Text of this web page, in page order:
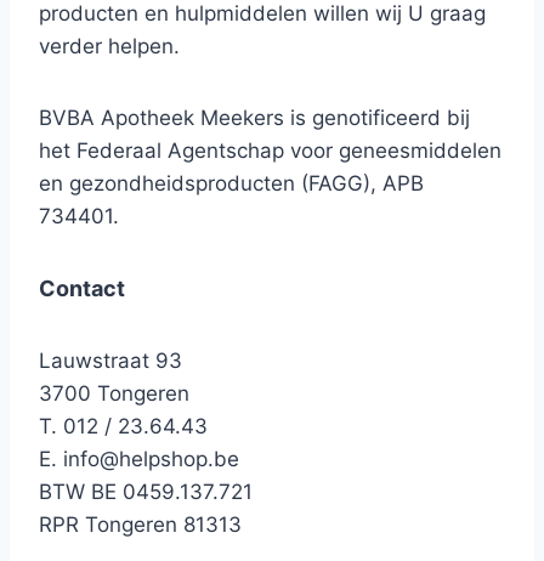
producten en hulpmiddelen willen wij U graag
verder helpen.
BVBA Apotheek Meekers is genotificeerd bij
het Federaal Agentschap voor geneesmiddelen
en gezondheidsproducten (FAGG), APB
734401.
Contact
Lauwstraat 93
3700 Tongeren
T. 012 / 23.64.43
E. info@helpshop.be
BTW BE 0459.137.721
RPR Tongeren 81313